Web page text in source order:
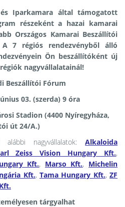
Iparkamara által támogatott
részeként a hazai kamarai
Országos Kamarai Beszállítói
7 régiós rendezvényből álló
Ön beszállítóként új
nagyvállalatainál!
Beszállítói Fórum
03. (szerda) 9 óra
Stadion (4400 Nyíregyháza,
út 24/A.)
nagyvállalatok: Alkaloida
Zeiss Vision Hungary Kft.,
Kft., Marso Kft., Michelin
Kft., Tama Hungary Kft., ZF
tárgyalhat